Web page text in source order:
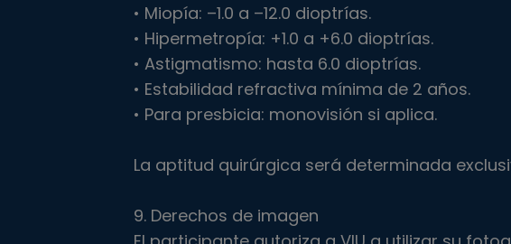
• Miopía: –1.0 a –12.0 dioptrías.
• Hipermetropía: +1.0 a +6.0 dioptrías.
• Astigmatismo: hasta 6.0 dioptrías.
• Estabilidad refractiva mínima de 2 años.
• Para presbicia: monovisión si aplica.
La aptitud quirúrgica será determinada
9. Derechos de imagen